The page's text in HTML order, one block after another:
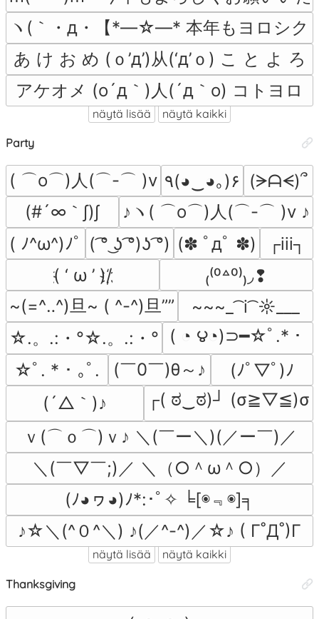
ヽ(｀・д・【*―☆―* 本年もヨロシ
あ け お め (ｏ’д’)从(‘д’ｏ) こ と よ ろ
アケオメ (o´д｀)人(´д｀o) コトヨロ
näytä lisää näytä kaikki
Party
( ⌒o⌒)人(⌒-⌒ )v ٩(◕‿◕｡)۶ (ᗒᗩᗕ)՞
(#´∞｀∫)∫
♪ヽ( ⌒o⌒)人(⌒-⌒ )v ♪
( ﾉ^ω^)ﾉﾟ ( ͡° ͜ʖ ͡°)ʖ ͡°) (✽ ﾟдﾟ ✽)
┌iii┐
҉( ‘ ω ’ )/҉
₍⁽⁰꒫⁰⁾₎◞❢
~(=^‥^)旦~ ( ^-^)旦””
~~~_ ͡ i ͡ ☼___
☆.。.:・°☆.。.:・°
( ◔ ౪◔)⊃━☆ﾟ.*・
☆ﾟ. * ･ ｡ﾟ.
(￣0￣)θ～♪
(ﾉﾟ▽ﾟ)ﾉ
(´△｀)♪
┌( ಠ‿ಠ)┘ (σ≧▽≦)σ
ｖ(⌒ｏ⌒)ｖ♪ ＼(￣ー＼)(／ー￣)／
＼(￣▽￣;)／ ＼（○＾ω＾○）／
(ﾉ◕ヮ◕)ﾉ*:･ﾟ✧ ╘[◉﹃◉]╕
♪☆＼(^０^＼) ♪(／^-^)／☆♪ ( Γ˚Д˚)Γ
näytä lisää näytä kaikki
Thanksgiving